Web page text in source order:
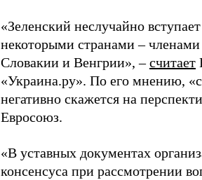
«Зеленский неслучайно
некоторыми странами –
Словакии и Венгрии», –считает
«Украина.ру». По его мнению,
негативно скажется на
Евросоюз.
«В уставных документах
консенсуса при рассмотрении